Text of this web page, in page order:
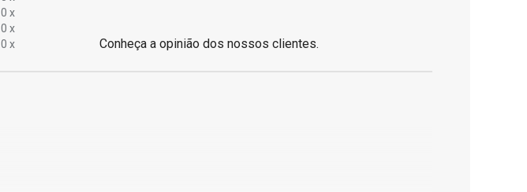
0 x
0 x
0 x Conheça a opinião dos nossos clientes.